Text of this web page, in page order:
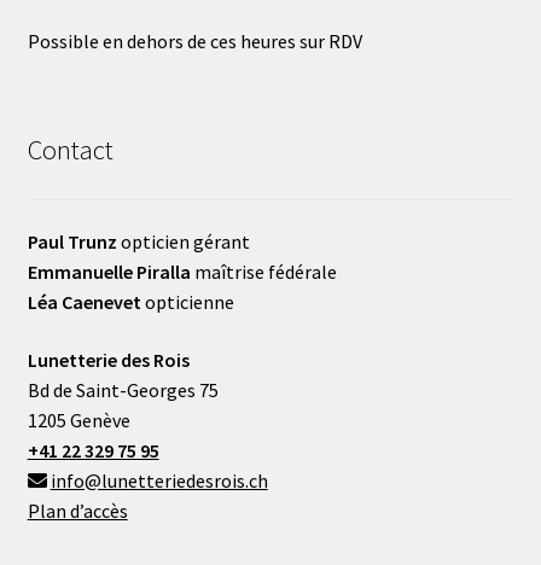
Possible en dehors de ces heures sur RDV
Contact
Paul Trunz opticien gérant
Emmanuelle Piralla maîtrise fédérale
Léa Caenevetopticienne
Lunetterie des Rois
Bd de Saint-Georges 75
1205 Genève
+41 22 329 75 95
info@lunetteriedesrois.ch
Plan d’accès